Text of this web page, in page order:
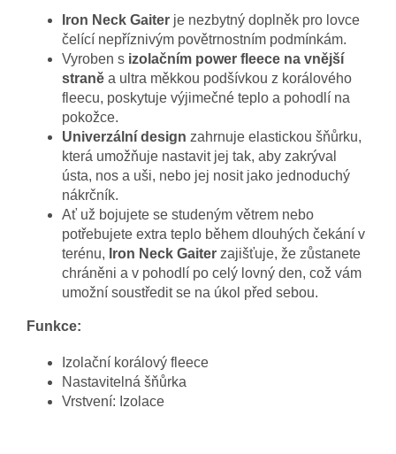
Iron Neck Gaiter je nezbytný doplněk pro lovce
čelící nepříznivým povětrnostním podmínkám.
Vyroben s izolačním power fleece na vnější
straně a ultra měkkou podšívkou z korálového
fleecu, poskytuje výjimečné teplo a pohodlí na
pokožce.
Univerzální design zahrnuje elastickou šňůrku,
která umožňuje nastavit jej tak, aby zakrýval
ústa, nos a uši, nebo jej nosit jako jednoduchý
nákrčník.
Ať už bojujete se studeným větrem nebo
potřebujete extra teplo během dlouhých čekání v
terénu, Iron Neck Gaiter zajišťuje, že zůstanete
chráněni a v pohodlí po celý lovný den, což vám
umožní soustředit se na úkol před sebou.
Funkce:
Izolační korálový fleece
Nastavitelná šňůrka
Vrstvení: Izolace